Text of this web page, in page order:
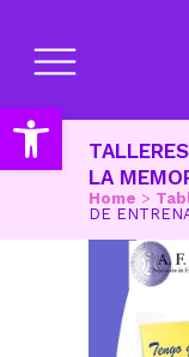
Abrir barra de
LA
Home >
DE